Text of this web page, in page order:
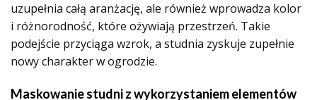
uzupełnia całą aranżację, ale również wprowadza kolor
i różnorodność, które ożywiają przestrzeń. Takie
podejście przyciąga wzrok, a studnia zyskuje zupełnie
nowy charakter w ogrodzie.
Maskowanie studni z wykorzystaniem elementów